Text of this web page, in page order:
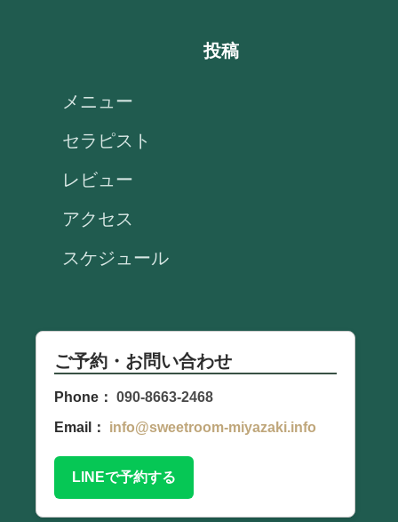
投稿
メニュー
セラピスト
レビュー
アクセス
スケジュール
ご予約・お問い合わせ
Phone： 090-8663-2468
Email：
info@sweetroom-miyazaki.info
LINEで予約する